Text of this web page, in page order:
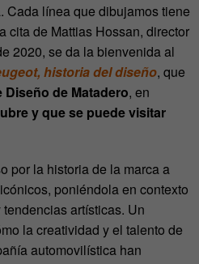
Cada línea que dibujamos tiene
cita de Mattias Hossan, director
2020, se da la bienvenida al
historia del diseño, que
Diseño de Matadero, en
y que se puede visitar
por la historia de la marca a
poniéndola en contexto
artísticas. Un
la creatividad y el talento de
automovilística han